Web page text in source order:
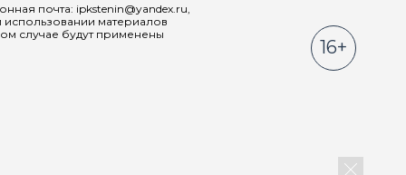
почта: ipkstenin@yandex.ru,
материалов
случае будут применены
16+